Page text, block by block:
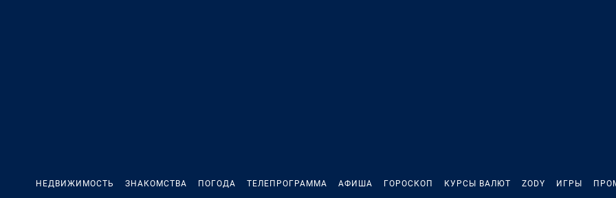
НЕДВИЖИМОСТЬ ЗНАКОМСТВА ПОГОДА ТЕЛЕПРОГРАММА АФИША ГОРОСКОП КУРСЫ ВАЛЮТ ZODY ИГРЫ